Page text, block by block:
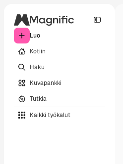
Luo
Kotiin
Haku
Kuvapankki
Tutkia
Kaikki työkalut